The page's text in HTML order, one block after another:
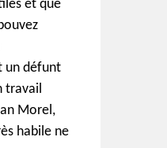
et que
un défunt
travail
Morel,
habile ne